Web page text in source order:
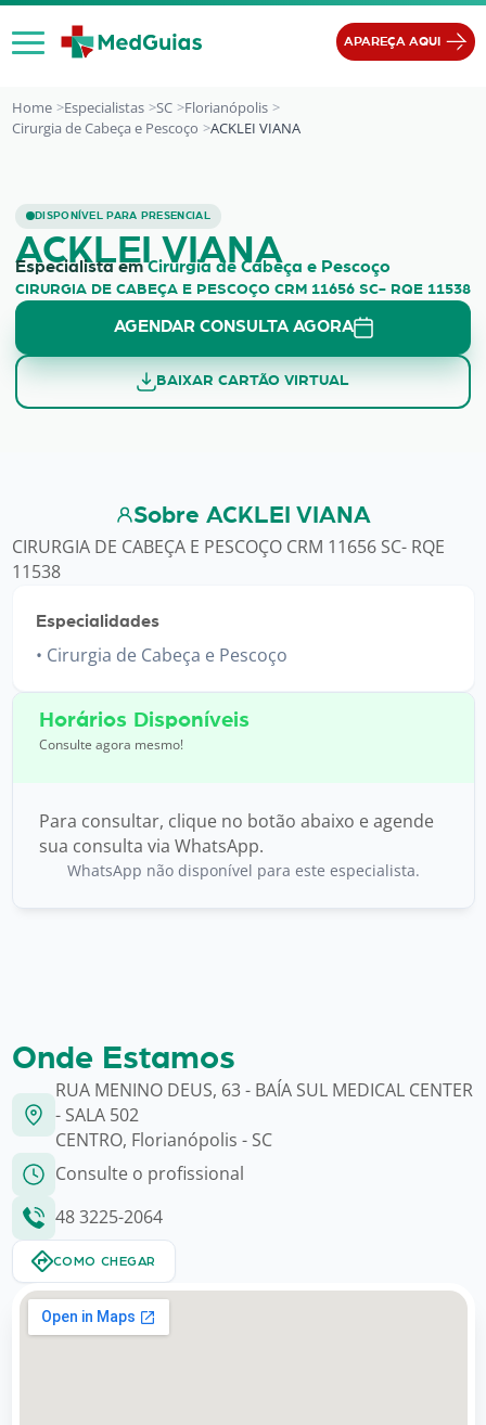
Ir para o conteúdo
APAREÇA AQUI
Home Especialistas SC
Florianópolis
Cirurgia de Cabeça e Pescoço
ACKLEI VIANA
DISPONÍVEL PARA PRESENCIAL
ACKLEI VIANA
ACKLEI VIANA
Especialista emCirurgia de Cabeça e Pescoço
CIRURGIA DE CABEÇA E PESCOÇO CRM 11656 SC- RQE 11538
AGENDAR CONSULTA AGORA
BAIXAR CARTÃO VIRTUAL
Sobre ACKLEI VIANA
CIRURGIA DE CABEÇA E PESCOÇO CRM 11656 SC- RQE
11538
Especialidades
Cirurgia de Cabeça e Pescoço
Horários Disponíveis
Consulte agora mesmo!
Para consultar, clique no botão abaixo e agende
sua consulta via WhatsApp.
WhatsApp não disponível para este especialista.
Onde Estamos
RUA MENINO DEUS, 63 - BAÍA SUL MEDICAL CENTER
- SALA 502
CENTRO, Florianópolis - SC
Consulte o profissional
48 3225-2064
COMO CHEGAR